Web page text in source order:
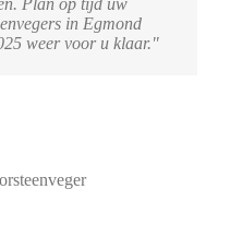
Plan op tijd uw
in Egmond
weer voor u klaar."